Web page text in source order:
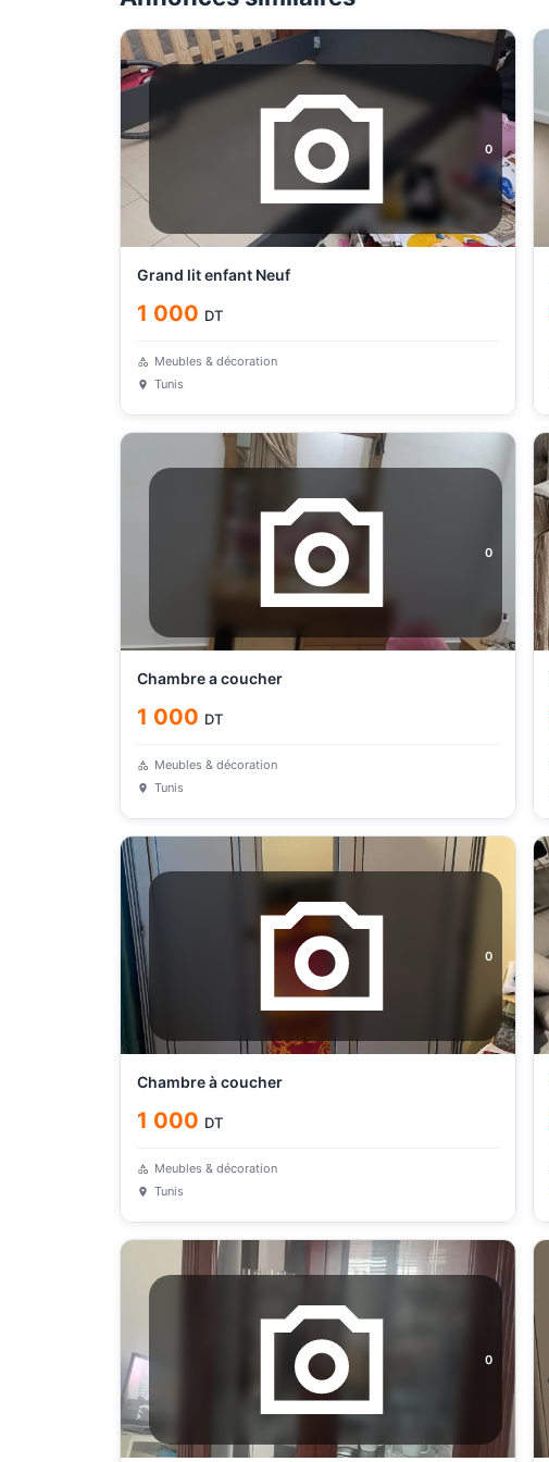
0
Grand lit enfant Neuf
1 000 DT
Meubles & décoration
Tunis
0
Chambre a coucher
1 000 DT
Meubles & décoration
Tunis
0
Chambre à coucher
1 000 DT
Meubles & décoration
Tunis
0